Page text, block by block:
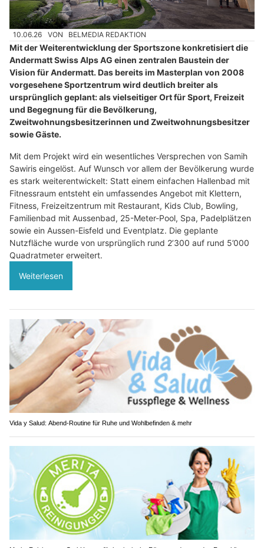
10.06.26 VON BELMEDIA REDAKTION
Mit der Weiterentwicklung der Sportszone konkretisiert die
Andermatt Swiss Alps AG einen zentralen Baustein der
Vision für Andermatt. Das bereits im Masterplan von 2008
vorgesehene Sportzentrum wird deutlich breiter als
ursprünglich geplant: als vielseitiger Ort für Sport, Freizeit
und Begegnung für die Bevölkerung,
Zweitwohnungsbesitzerinnen und Zweitwohnungsbesitzer
sowie Gäste.
Mit dem Projekt wird ein wesentliches Versprechen von Samih
Sawiris eingelöst. Auf Wunsch vor allem der Bevölkerung wurde
es stark weiterentwickelt: Statt einem einfachen Hallenbad mit
Fitnessraum entsteht ein umfassendes Angebot mit Klettern,
Fitness, Freizeitzentrum mit Restaurant, Kids Club, Bowling,
Familienbad mit Aussenbad, 25-Meter-Pool, Spa, Padelplätzen
sowie ein Aussen-Eisfeld und Eventplatz. Die geplante
Nutzfläche wurde von ursprünglich rund 2’300 auf rund 5’000
Quadratmeter erweitert.
Weiterlesen
Vida y Salud: Abend-Routine für Ruhe und Wohlbefinden & mehr